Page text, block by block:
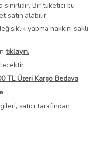
Bir tüketici bu
satın alabilir.
yapma hakkını saklı
tıklayın.
TL Üzeri Kargo Bedava
satıcı tarafından